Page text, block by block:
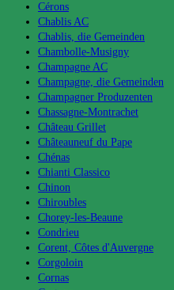
Cérons
Chablis AC
Chablis, die Gemeinden
Chambolle-Musigny
Champagne AC
Champagne, die Gemeinden
Champagner Produzenten
Chassagne-Montrachet
Château Grillet
Châteauneuf du Pape
Chénas
Chianti Classico
Chinon
Chiroubles
Chorey-les-Beaune
Condrieu
Corent, Côtes d'Auvergne
Corgoloin
Cornas